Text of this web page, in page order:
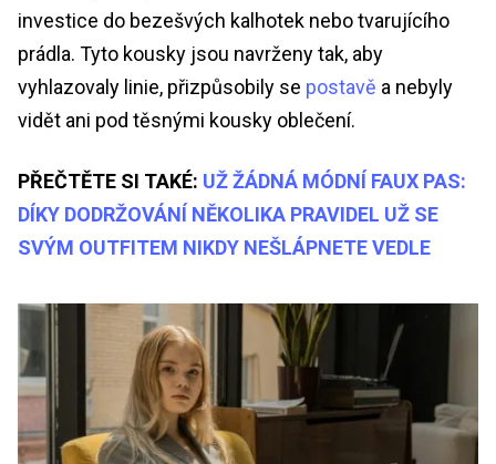
investice do bezešvých kalhotek nebo tvarujícího
prádla. Tyto kousky jsou navrženy tak, aby
vyhlazovaly linie, přizpůsobily se postavě a nebyly
vidět ani pod těsnými kousky oblečení.
PŘEČTĚTE SI TAKÉ: UŽ ŽÁDNÁ MÓDNÍ FAUX PAS:
DÍKY DODRŽOVÁNÍ NĚKOLIKA PRAVIDEL UŽ SE
SVÝM OUTFITEM NIKDY NEŠLÁPNETE VEDLE